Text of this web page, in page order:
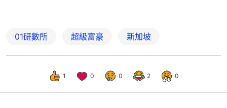
01研數所 超級富豪 新加坡
1 0 0 2 0